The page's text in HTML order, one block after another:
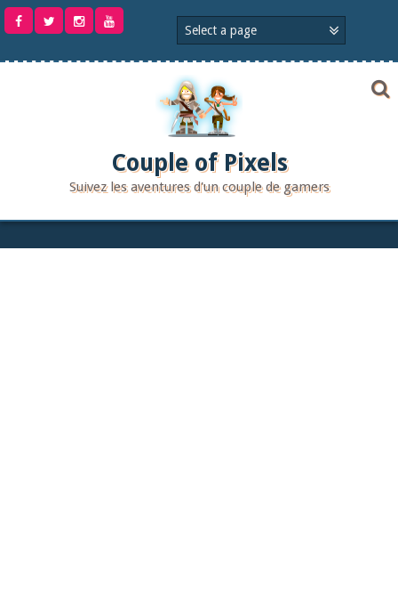
Aller
Couple of Pixels
Suivez les aventures d'un couple de gamers